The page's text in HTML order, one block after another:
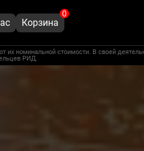
Корзина
0
их номинальной стоимости. В своей
РИД.